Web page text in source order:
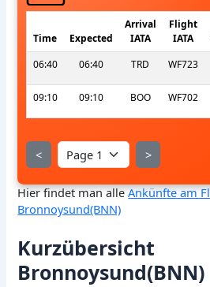
Time Expected
Arrival
IATA
Flight
IATA
06:40
06:40 TRD WF723
09:10 09:10 BOO WF702
< >
Hier findet man alleAnkünfte am
Bronnoysund(BNN)
Kurzübersicht
Bronnoysund(BNN)